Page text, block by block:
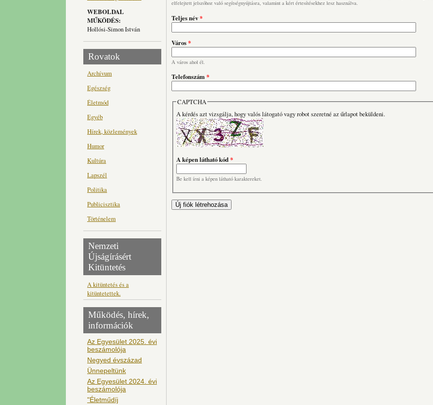
WEBOLDAL
MŰKÖDÉS:
Hollósi-Simon István
Rovatok
Archívum
Egészség
Életmód
Egyéb
Hírek, közlemények
Humor
Kultúra
Lapszél
Politika
Publicisztika
Történelem
Nemzeti
Újságírásért
Kitüntetés
A kitüntetés és a
kitüntetettek.
Működés, hírek,
információk
Az Egyesület 2025. évi
beszámolója
Negyed évszázad
Ünnepeltünk
Az Egyesület 2024. évi
beszámolója
"Életműdíj
elfelejtett jelszóhoz való segítségnyújtásra, valamint a kért értesítésekhez lesz használva.
Teljes név*
Város*
A város ahol él.
Telefonszám*
CAPTCHA
A kérdés azt vizsgálja, hogy valós látogató vagy robot szeretné az űrlapot beküldeni.
A képen látható kód*
Be kell írni a képen látható karaktereket.